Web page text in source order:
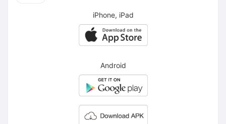
iPhone, iPad
Android